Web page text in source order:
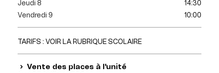
Jeudi 8
14:30
Vendredi 9
10:00
TARIFS : VOIR LA RUBRIQUE SCOLAIRE
Vente des places à l'unité